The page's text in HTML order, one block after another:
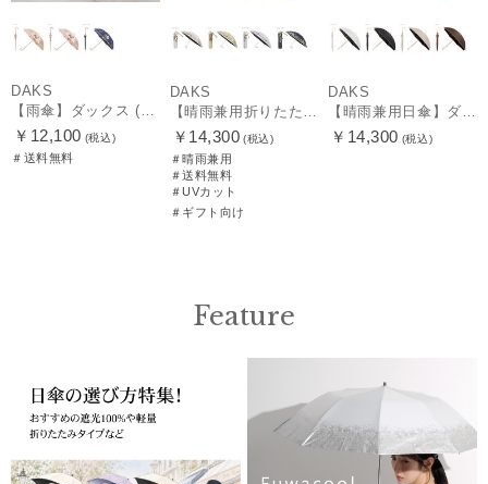
DAKS
￥12,100 (税込)
＃送料無料
DAKS
￥14,300 (税込)
＃晴雨兼用
＃送料無料
＃UVカット
＃ギフト向け
DAKS
￥14,300 (税込)
Feature